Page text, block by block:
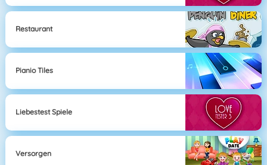
Restaurant
Pianio Tiles
Liebestest Spiele
Versorgen